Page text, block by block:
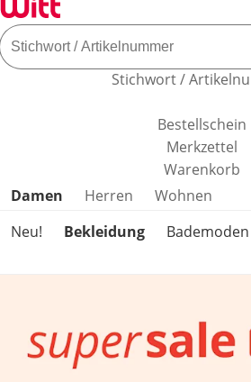
Stichwort /
Bestellschein
Merkzettel
Warenkorb
Produktkategorien überspringen
Damen Herren
Wohnen
Neu!
Bekleidung Bademoden